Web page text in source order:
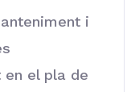
i
en el pla de